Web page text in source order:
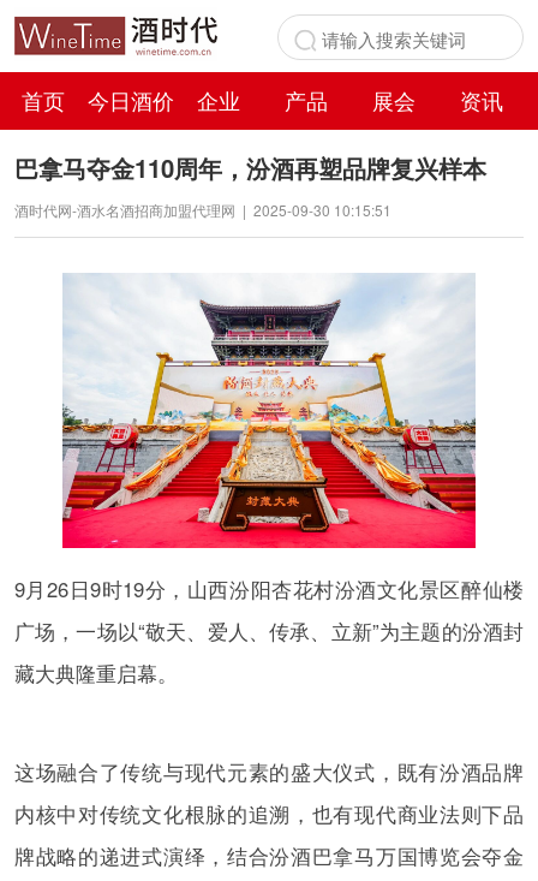
首页 今日酒价 企业 产品 展会
资讯
百科
巴拿马夺金110周年，汾酒再塑品牌复兴样本
酒时代网-酒水名酒招商加盟代理网 | 2025-09-30 10:15:51
9月26日9时19分，山西汾阳杏花村汾酒文化景区醉仙楼
广场，一场以“敬天、爱人、传承、立新”为主题的汾酒封
藏大典隆重启幕。
这场融合了传统与现代元素的盛大仪式，既有汾酒品牌
内核中对传统文化根脉的追溯，也有现代商业法则下品
牌战略的递进式演绎，结合汾酒巴拿马万国博览会夺金